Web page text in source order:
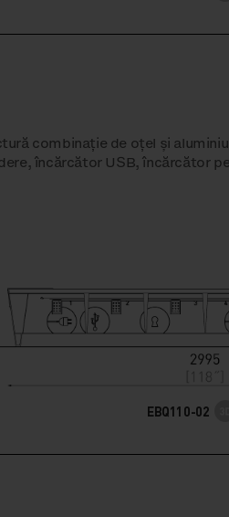
combinație de oțel și
încărcător USB, încărcător
EBQ110-02